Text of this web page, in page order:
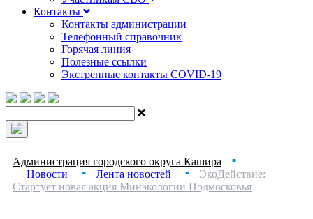
Контакты
Контакты администрации
Телефонный справочник
Горячая линия
Полезные ссылки
Экстренные контакты COVID-19
Администрация городского округа Кашира ■
Новости ■ Лента новостей ■
ЭкоДействие:
Стартует новая акция Минэкологии Подмосковья